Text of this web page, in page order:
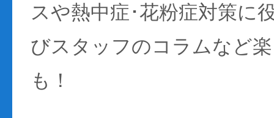
スや熱中症･花粉症対策に
びスタッフのコラムなど
も！